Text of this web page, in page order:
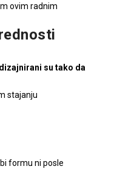
ovim radnim
dizajnirani su tako da
stajanju
formu ni posle